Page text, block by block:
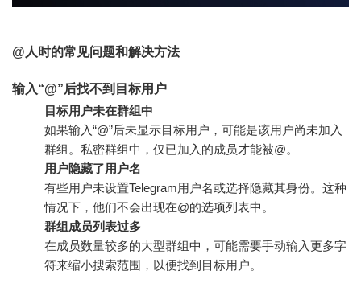
@人时的常见问题和解决方法
输入“@”后找不到目标用户
目标用户未在群组中
如果输入“@”后未显示目标用户，可能是该用户尚未加入
群组。私密群组中，仅已加入的成员才能被@。
用户隐藏了用户名
有些用户未设置Telegram用户名或选择隐藏其身份。这种
情况下，他们不会出现在@的选项列表中。
群组成员列表过多
在成员数量较多的大型群组中，可能需要手动输入更多字
符来缩小搜索范围，以便找到目标用户。